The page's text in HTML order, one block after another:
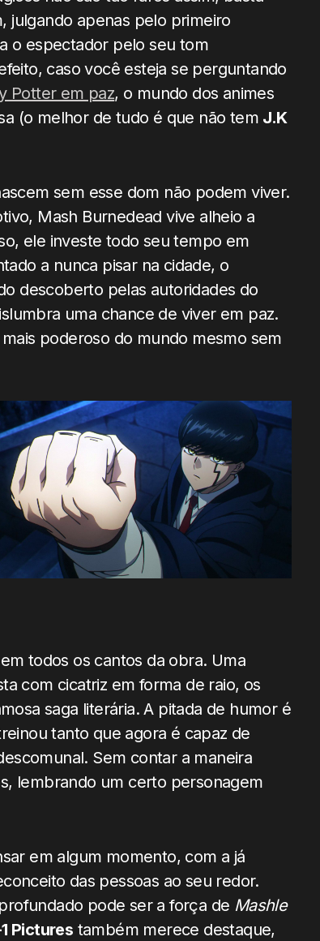
julgando apenas pelo primeiro
o espectador pelo seu tom
caso você esteja se perguntando
Potter em paz, o mundo dos animes
(o melhor de tudo é que não tem J.K
sem esse dom não podem viver.
Mash Burnedead vive alheio a
ele investe todo seu tempo em
a nunca pisar na cidade, o
descoberto pelas autoridades do
uma chance de viver em paz.
poderoso do mundo mesmo sem
todos os cantos da obra. Uma
com cicatriz em forma de raio, os
saga literária. A pitada de humor é
tanto que agora é capaz de
Sem contar a maneira
lembrando um certo personagem
em algum momento, com a já
das pessoas ao seu redor.
pode ser a força de Mashle
Pictures também merece destaque,